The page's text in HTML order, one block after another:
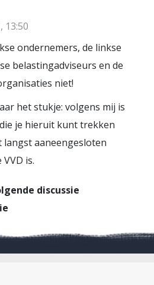
13:50
ondernemers, de linkse
belastingadviseurs en de
niet!
het stukje: volgens mij is
je hieruit kunt trekken
langst aaneengesloten
is.
discussie